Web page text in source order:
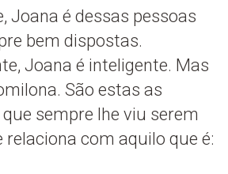
Joana é dessas pessoas
bem dispostas.
Joana é inteligente. Mas
São estas as
sempre lhe viu serem
relaciona com aquilo que é: